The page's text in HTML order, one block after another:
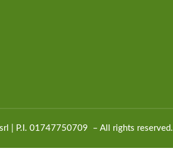
srl | P.I. 01747750709 – All rights reserved.